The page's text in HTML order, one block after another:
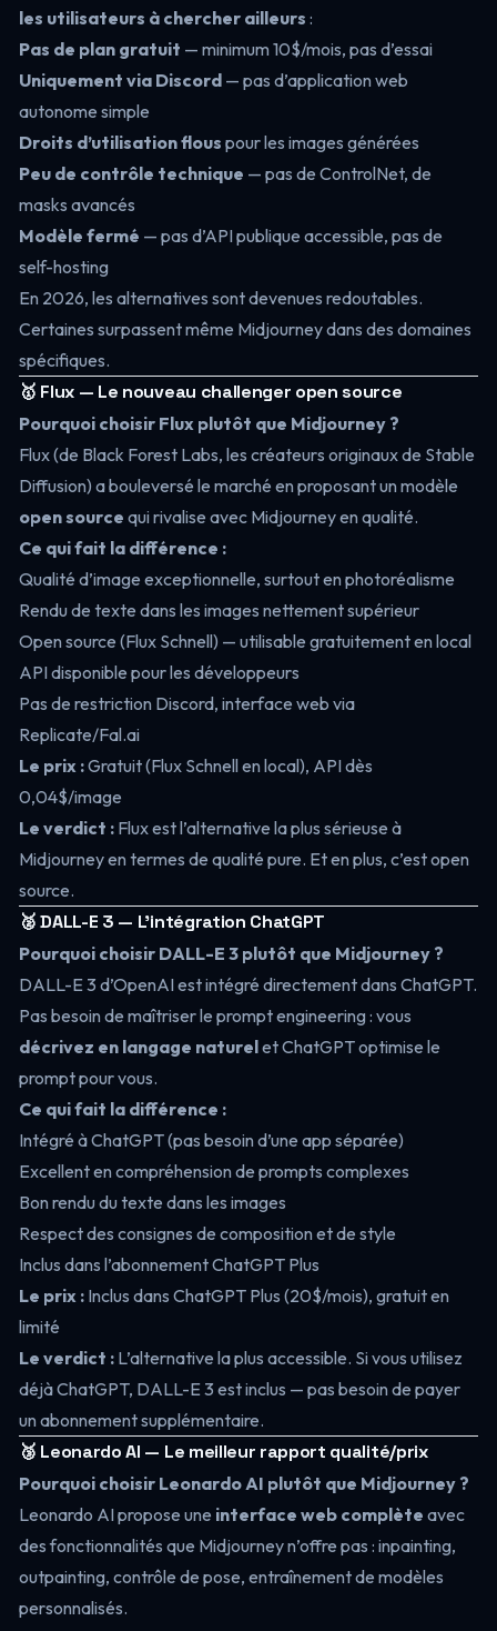
les utilisateurs à chercher ailleurs :
Pas de plan gratuit — minimum 10$/mois, pas d’essai
Uniquement via Discord— pas d’application web
autonome simple
Droits d’utilisation flous pour les images générées
Peu de contrôle technique — pas de ControlNet, de
masks avancés
Modèle fermé — pas d’API publique accessible, pas de
self-hosting
En 2026, les alternatives sont devenues redoutables.
Certaines surpassent même Midjourney dans des domaines
spécifiques.
🥇 Flux — Le nouveau challenger open source
Pourquoi choisir Flux plutôt que Midjourney ?
Flux (de Black Forest Labs, les créateurs originaux de Stable
Diffusion) a bouleversé le marché en proposant un modèle
open source qui rivalise avec Midjourney en qualité.
Ce qui fait la différence :
Qualité d’image exceptionnelle, surtout en photoréalisme
Rendu de texte dans les images nettement supérieur
Open source (Flux Schnell) — utilisable gratuitement en local
API disponible pour les développeurs
Pas de restriction Discord, interface web via
Replicate/Fal.ai
Le prix :Gratuit (Flux Schnell en local), API dès
0,04$/image
Le verdict :Flux est l’alternative la plus sérieuse à
Midjourney en termes de qualité pure. Et en plus, c’est open
source.
🥈 DALL-E 3 — L’intégration ChatGPT
Pourquoi choisir DALL-E 3 plutôt que Midjourney ?
DALL-E 3 d’OpenAI est intégré directement dans ChatGPT.
Pas besoin de maîtriser le prompt engineering : vous
décrivez en langage naturelet ChatGPT optimise le
prompt pour vous.
Ce qui fait la différence :
Intégré à ChatGPT (pas besoin d’une app séparée)
Excellent en compréhension de prompts complexes
Bon rendu du texte dans les images
Respect des consignes de composition et de style
Inclus dans l’abonnement ChatGPT Plus
Le prix :Inclus dans ChatGPT Plus (20$/mois), gratuit en
limité
Le verdict :L’alternative la plus accessible. Si vous utilisez
déjà ChatGPT, DALL-E 3 est inclus — pas besoin de payer
un abonnement supplémentaire.
🥉 Leonardo AI — Le meilleur rapport qualité/prix
Pourquoi choisir Leonardo AI plutôt que Midjourney ?
Leonardo AI propose une interface web complète avec
des fonctionnalités que Midjourney n’offre pas : inpainting,
outpainting, contrôle de pose, entraînement de modèles
personnalisés.